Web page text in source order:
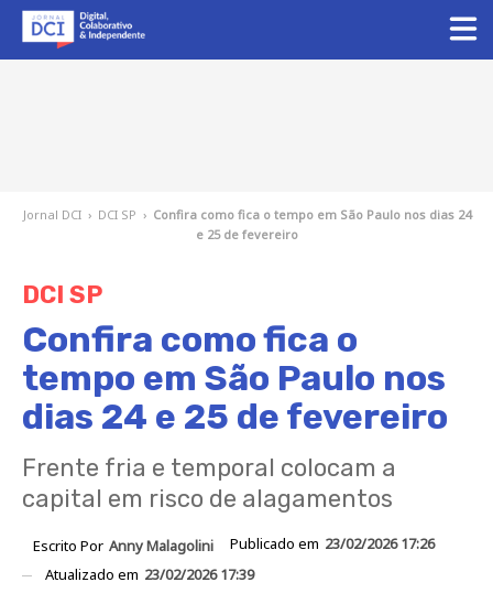
Jornal DCI › DCI SP › Confira como fica o tempo em São Paulo nos dias 24
e 25 de fevereiro
DCI SP
Confira como fica o
tempo em São Paulo nos
dias 24 e 25 de fevereiro
Frente fria e temporal colocam a
capital em risco de alagamentos
Escrito Por Anny Malagolini Publicado em 23/02/2026 17:26
Atualizado em 23/02/2026 17:39